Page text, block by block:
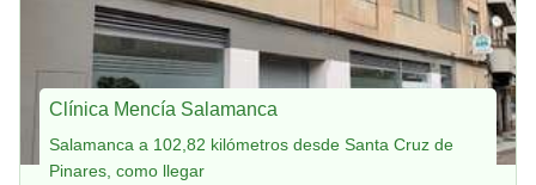
Clínica Mencía Salamanca
Salamanca a 102,82 kilómetros desde Santa Cruz de
Pinares, como llegar